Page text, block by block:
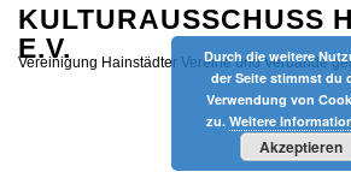
Zum
Inhalt
springen
KULTURAUSSCHUSS
E.V.
Vereinigung Hainstädter Vereine und Verbände
Durch die weitere
der Seite stimmst du
Verwendung von
zu. Weitere
Akzeptieren